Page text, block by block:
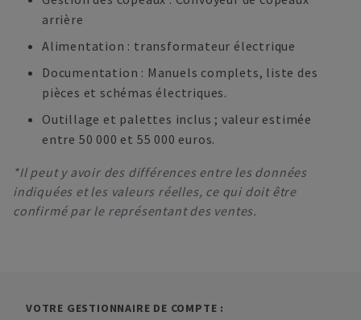
arrière
Alimentation : transformateur électrique
Documentation : Manuels complets, liste des
pièces et schémas électriques.
Outillage et palettes inclus ; valeur estimée
entre 50 000 et 55 000 euros.
*Il peut y avoir des différences entre les données
indiquées et les valeurs réelles, ce qui doit être
confirmé par le représentant des ventes.
VOTRE GESTIONNAIRE DE COMPTE :